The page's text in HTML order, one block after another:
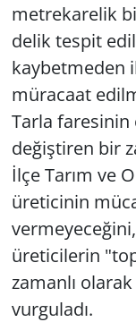
metrekarelik
delik tespit
kaybetmeden
müracaat
Tarla faresinin
değiştiren bir
İlçe Tarım ve
üreticinin
üreticilerin
zamanlı
vurguladı.